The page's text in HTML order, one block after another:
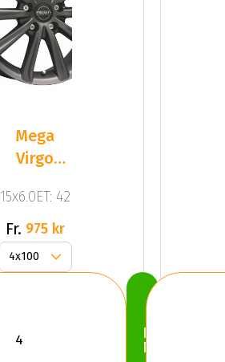
Mega
Virgo
Anthracite
Grey
15x6.0ET: 42
Fr. 975 kr
Köp
Nu